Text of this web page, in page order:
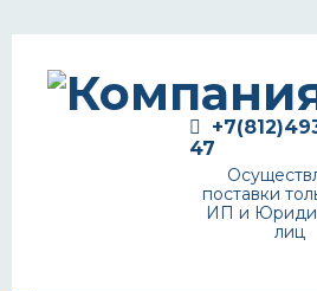
47
поставки
ИП и
лиц